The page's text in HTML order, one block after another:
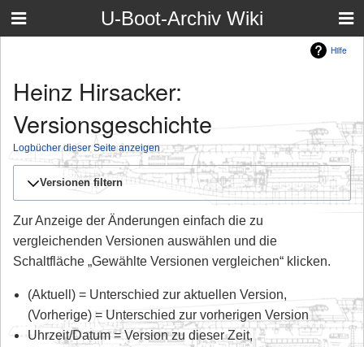
U-Boot-Archiv Wiki
Hilfe
Heinz Hirsacker:
Versionsgeschichte
Logbücher dieser Seite anzeigen
Versionen filtern
Zur Anzeige der Änderungen einfach die zu
vergleichenden Versionen auswählen und die
Schaltfläche „Gewählte Versionen vergleichen“ klicken.
(Aktuell) = Unterschied zur aktuellen Version,
(Vorherige) = Unterschied zur vorherigen Version
Uhrzeit/Datum = Version zu dieser Zeit,